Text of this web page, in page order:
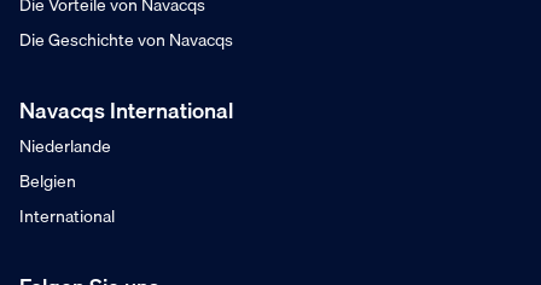
Die Geschichte von Navacqs
Navacqs International
Niederlande
Belgien
International